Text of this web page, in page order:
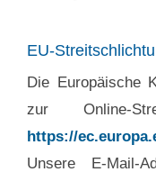
EU-
Die Europäische
zur Online-
https://
Unsere E-Mail-